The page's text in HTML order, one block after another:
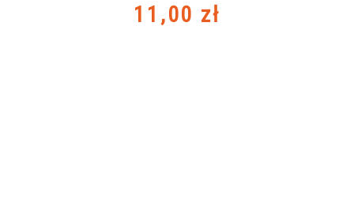
Cena
11,00 zł